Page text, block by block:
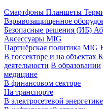
Смартфоны Планшеты
Взрывозащищенное
Безопасные решения (ИБ)
Аксессуары MIG
Партнёрская политика MIG
В госсекторе и на объектах
деятельности В образовании
медицине
В финансовом секторе
На транспорте
В электросетевой энергетике